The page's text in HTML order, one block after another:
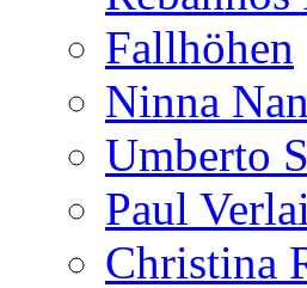
Fallhöhen
Ninna
Umberto
Paul
Christina